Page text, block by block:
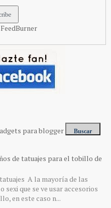
FeedBurner
de tatuajes para el tobillo de
A la mayoría de las
sexi que se ve usar accesorios
en este caso n...